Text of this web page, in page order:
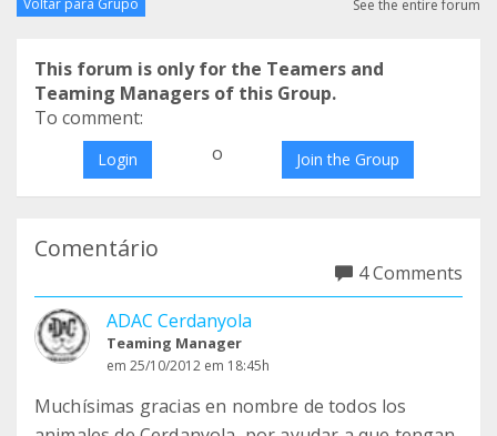
Voltar para Grupo See the entire forum
This forum is only for the Teamers and
Teaming Managers of this Group.
To comment:
Login o Join the Group
Comentário
4 Comments
ADAC Cerdanyola
Teaming Manager
em 25/10/2012 em 18:45h
Muchísimas gracias en nombre de todos los